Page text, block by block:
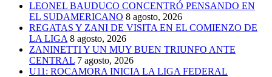
LEONEL BAUDUCO CONCENTRÓ PENSANDO EN
EL SUDAMERICANO 8 agosto, 2026
REGATAS Y ZANI DE VISITA EN EL COMIENZO DE
LA LIGA 8 agosto, 2026
ZANINETTI Y UN MUY BUEN TRIUNFO ANTE
CENTRAL 7 agosto, 2026
U11: ROCAMORA INICIA LA LIGA FEDERAL